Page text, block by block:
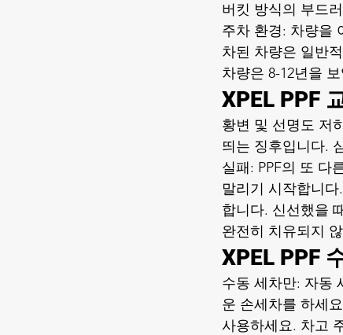
버킷 방식의 부드
주차 환경: 차량을
차된 차량은 일반
차량은 8-12년을
XPEL PPF
황변 및 선명도 저
띄는 징후입니다.
실패: PPF의 또 다
말리기 시작합니
합니다. 신선했을
완전히 치유되지
XPEL PPF
수동 세차만: 자동
운 손세차를 하세
사용하세요. 차고